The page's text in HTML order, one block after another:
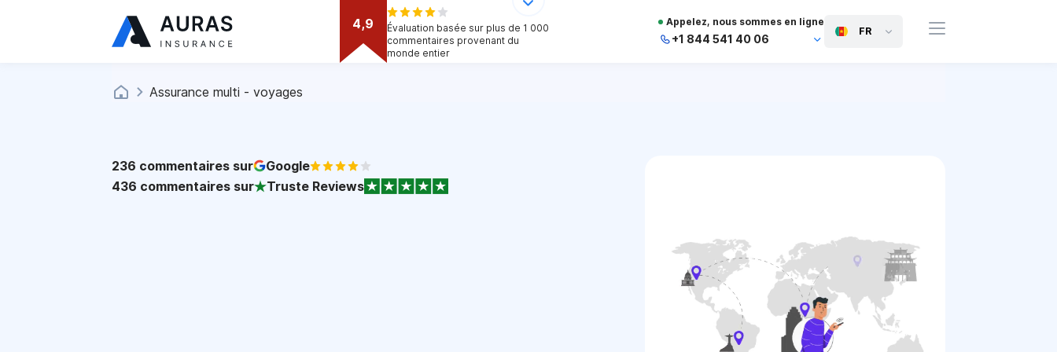
4,9
Évaluation basée sur plus de 1 000
commentaires provenant du
monde entier
Appelez, nous sommes en ligne
+1 844 541 40 06
FR
Assurance multi - voyages
236 commentaires sur
Google
436 commentaires sur Truste Reviews